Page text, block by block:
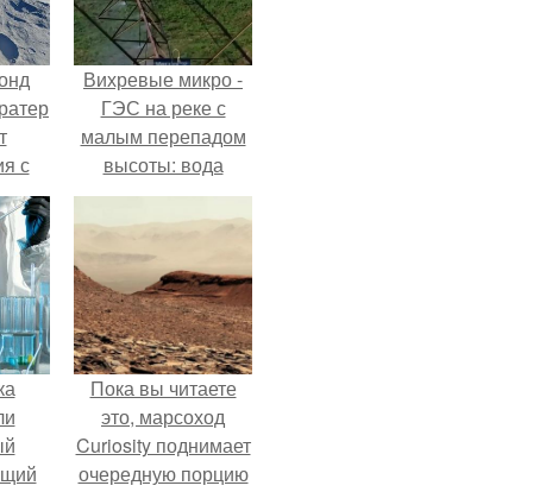
с
9.
Вихревые микро -
ГЭС на реке с
малым перепадом
высоты: вода
закручивается в
бетонной камере и
вращает
вертикальную
турбину.
Пока вы читаете
это, марсоход
Curiosity поднимает
очередную порцию